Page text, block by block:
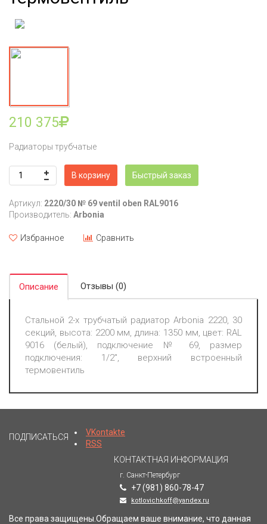
210 375
Радиаторы трубчатые
В корзину Быстрый заказ
Артикул: 2220/30 № 69 ventil oben RAL9016
Производитель: Arbonia
Избранное Сравнить
Описание Отзывы (0)
Стальной 2-х трубчатый радиатор Arbonia 2220, 30
секций, высота: 2200 мм, длина: 1350 мм, цвет: RAL
9016 (белый), подключение № 69, размер
подключения: 1/2", верхний встроенный
термовентиль
ПОДПИСАТЬСЯ
VKontakte
RSS
КОНТАКТНАЯ ИНФОРМАЦИЯ
г. Санкт-Петербург
+7 (981) 860-78-47
kotlovichkoff@yandex.ru
Все права защищены.Обращаем ваше внимание, что данная